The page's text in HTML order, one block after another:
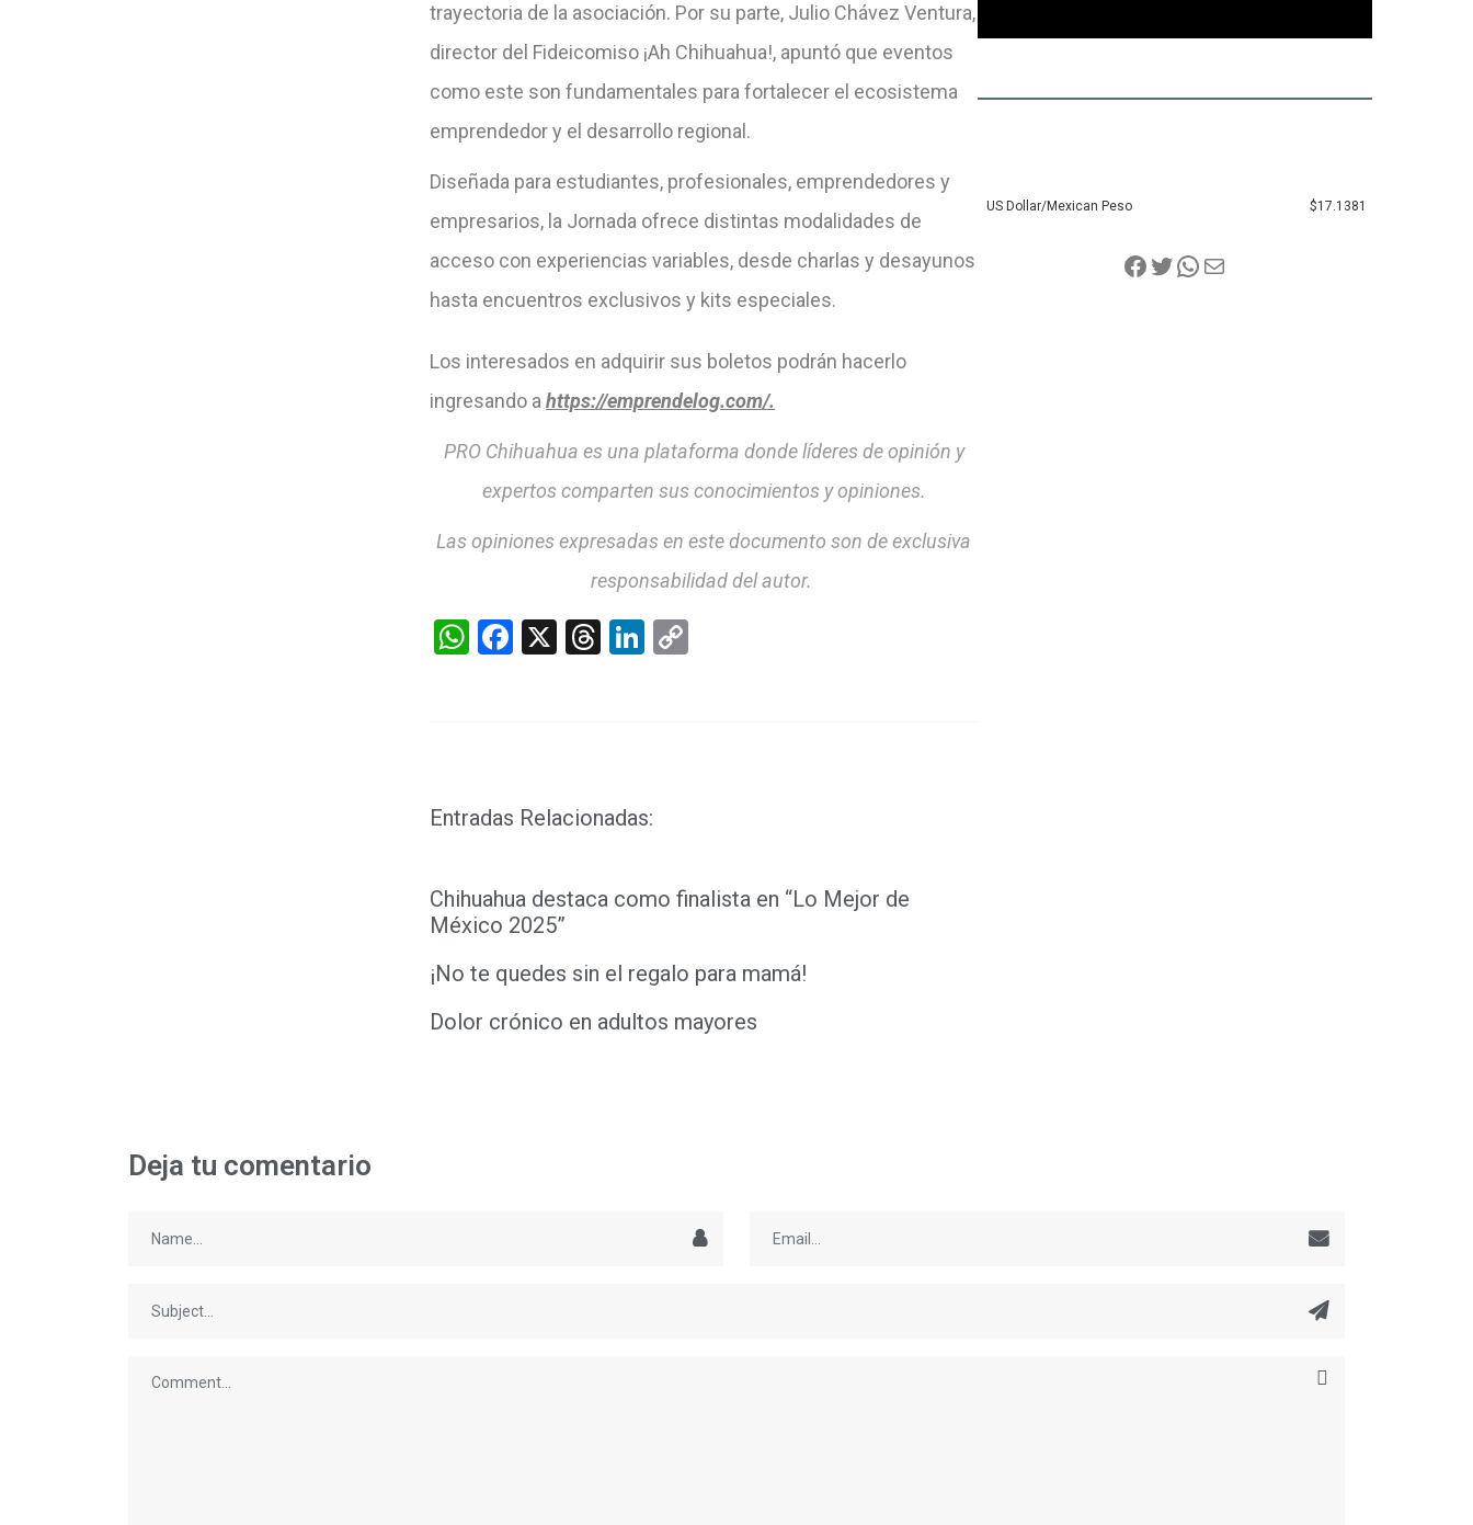
trayectoria de la asociación. Por su parte, Julio Chávez Ventura,
director del Fideicomiso ¡Ah Chihuahua!, apuntó que eventos
como este son fundamentales para fortalecer el ecosistema
emprendedor y el desarrollo regional.
Diseñada para estudiantes, profesionales, emprendedores y
empresarios, la Jornada ofrece distintas modalidades de
acceso con experiencias variables, desde charlas y desayunos
hasta encuentros exclusivos y kits especiales.
Los interesados en adquirir sus boletos podrán hacerlo
ingresando a https://emprendelog.com/.
PRO Chihuahua es una plataforma donde líderes de opinión y
expertos comparten sus conocimientos y opiniones.
Las opiniones expresadas en este documento son de exclusiva
responsabilidad del autor.
WhatsApp
Facebook
X Threads
LinkedIn
Entradas Relacionadas:
Chihuahua destaca como finalista en “Lo Mejor de
México 2025”
¡No te quedes sin el regalo para mamá!
Dolor crónico en adultos mayores
US Dollar/Mexican Peso $17.1381
Deja tu comentario